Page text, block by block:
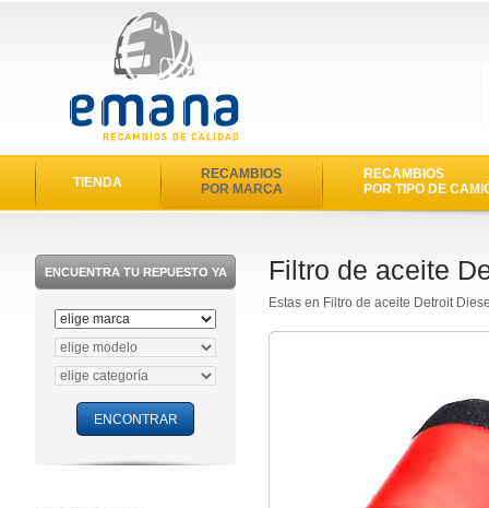
TIENDA
RECAMBIOS
POR MARCA
RECAMBIOS
POR TIPO DE
ENCUENTRA TU REPUESTO YA Filtro de aceite
Estas en Filtro de aceite Detroit